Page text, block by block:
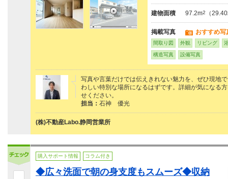
建物面積 97.2m2 （
掲載写真 おすすめ写
間取り図 外観 リビング
構造写真 設備写真
写真や言葉だけでは伝えきれない魅力を、ぜひ現地
わしい特別な場所になるはずです。詳細が気になる
せください。
担当： 石神 優光
(株)不動産Labo.静岡営業所
購入サポート情報 コラム付き
◆広々洗面で朝の身支度もスムーズ◆収納